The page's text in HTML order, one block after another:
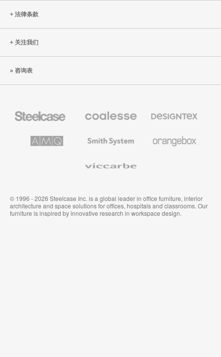
法律条款
关注我们
咨询表
办
Solutions
System
© 1996 - 2026 Steelcase Inc. is a global leader in office furniture, interior
architecture and space solutions for offices, hospitals and classrooms. Our
furniture is inspired by innovative research in workspace design.